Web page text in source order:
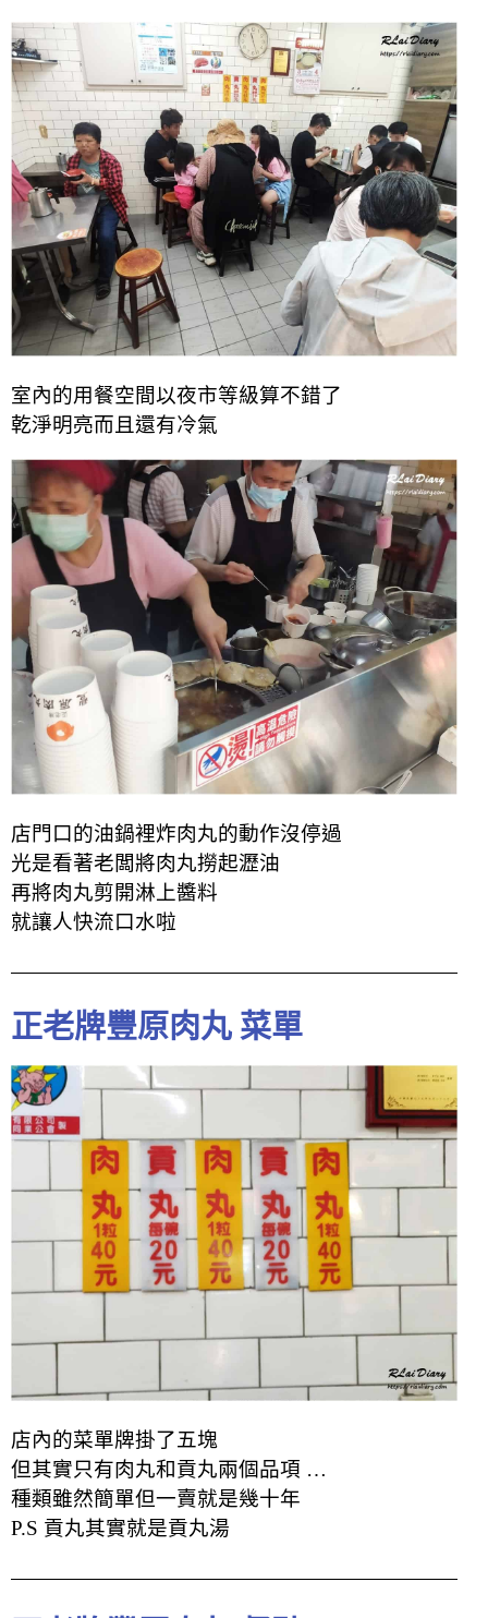
室內的用餐空間以夜市等級算不錯了
乾淨明亮而且還有冷氣
店門口的油鍋裡炸肉丸的動作沒停過
光是看著老闆將肉丸撈起瀝油
再將肉丸剪開淋上醬料
就讓人快流口水啦
正老牌豐原肉丸 菜單
店內的菜單牌掛了五塊
但其實只有肉丸和貢丸兩個品項 …
種類雖然簡單但一賣就是幾十年
P.S 貢丸其實就是貢丸湯